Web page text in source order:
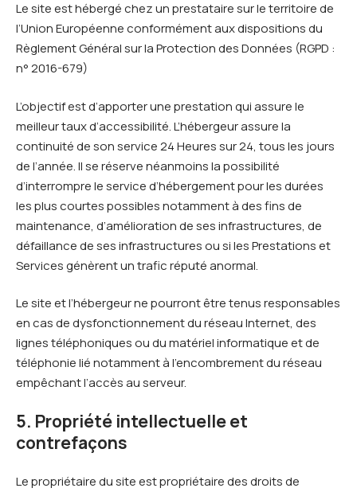
Le site est hébergé chez un prestataire sur le territoire de
l’Union Européenne conformément aux dispositions du
Règlement Général sur la Protection des Données (RGPD :
n° 2016-679)
L’objectif est d’apporter une prestation qui assure le
meilleur taux d’accessibilité. L’hébergeur assure la
continuité de son service 24 Heures sur 24, tous les jours
de l’année. Il se réserve néanmoins la possibilité
d’interrompre le service d’hébergement pour les durées
les plus courtes possibles notamment à des fins de
maintenance, d’amélioration de ses infrastructures, de
défaillance de ses infrastructures ou si les Prestations et
Services génèrent un trafic réputé anormal.
Le site et l’hébergeur ne pourront être tenus responsables
en cas de dysfonctionnement du réseau Internet, des
lignes téléphoniques ou du matériel informatique et de
téléphonie lié notamment à l’encombrement du réseau
empêchant l’accès au serveur.
5. Propriété intellectuelle et
contrefaçons
Le propriétaire du site est propriétaire des droits de